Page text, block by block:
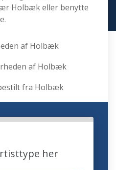
Holbæk eller benytte
af Holbæk
af Holbæk
fra Holbæk
her